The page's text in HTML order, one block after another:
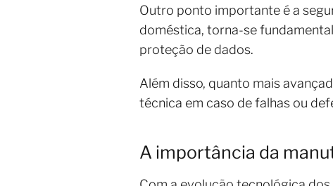
Outro ponto importante é a
doméstica, torna-se
proteção de dados.
Além disso, quanto mais
técnica em caso de falhas ou
A importância da